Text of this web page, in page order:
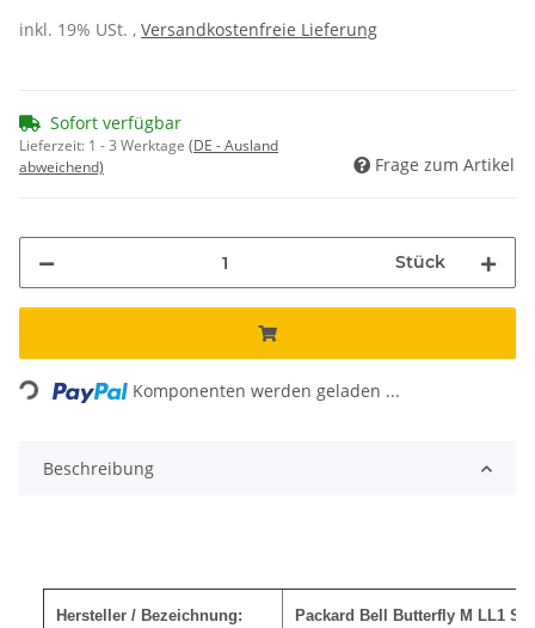
inkl. 19% USt. , Versandkostenfreie Lieferung
Sofort verfügbar
Lieferzeit: 1 - 3 Werktage (DE - Ausland
abweichend)
Frage zum Artikel
Stück
Loading... Komponenten werden geladen ...
Beschreibung
Hersteller / Bezeichnung: Packard Bell Butterfly M LL1